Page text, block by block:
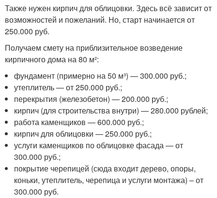
Также нужен кирпич для облицовки. Здесь всё зависит от
возможностей и пожеланий. Но, старт начинается от
250.000 руб.
Получаем смету на приблизительное возведение
кирпичного дома на 80 м²:
фундамент (примерно на 50 м³) — 300.000 руб.;
утеплитель — от 250.000 руб.;
перекрытия (железобетон) — 200.000 руб.;
кирпич (для строительства внутри) — 280.000 рублей;
работа каменщиков — 600.000 руб.;
кирпич для облицовки — 250.000 руб.;
услуги каменщиков по облицовке фасада — от
300.000 руб.;
покрытие черепицей (сюда входит дерево, опоры,
коньки, утеплитель, черепица и услуги монтажа) – от
300.000 руб.